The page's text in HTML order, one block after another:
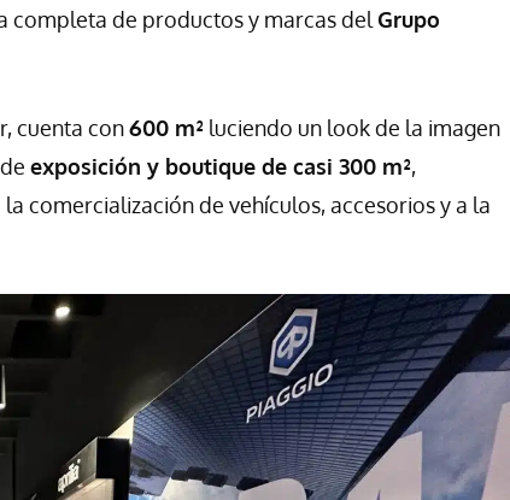
completa de productos y marcas del Grupo
cuenta con600 m² luciendo un look de la imagen
exposición y boutique de casi 300 m²,
comercialización de vehículos, accesorios y a la